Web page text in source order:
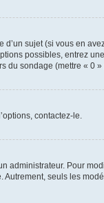
sujet (si vous en
possibles, entrez
sondage (mettre «
contactez-le.
administrateur. Pour
seuls les